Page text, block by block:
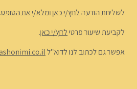
לשליחת הודעהלחץ/י כאן ומלא/י את הטופס.
לקביעת שיעור פרטילחץ/י כאן.
אפשר גם לכתוב לנו לדוא"ל